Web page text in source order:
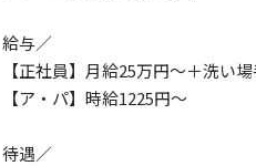
給与／
【正社員】月給25万円～＋洗い
【ア・パ】時給1225円～
待遇／